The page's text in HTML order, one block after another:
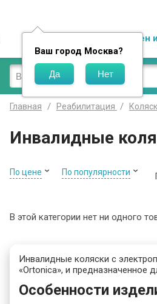
Ваш город Москва?
Обмен
Главная Реабилитация
Инвалидные
По цене По популярности
В этой категории нет ни одного
Инвалидные коляски с
«Ortonica», и предназначенное
Особенности